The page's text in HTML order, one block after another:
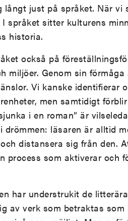
just på språket. När vi
språket sitter kulturens
historia.
också på
miljöer. Genom sin
Vi kanske identifierar
men samtidigt
i en roman” är
läsaren är alltid
distansera sig från den.
process som aktiverar och
har understrukit de
av verk som betraktas